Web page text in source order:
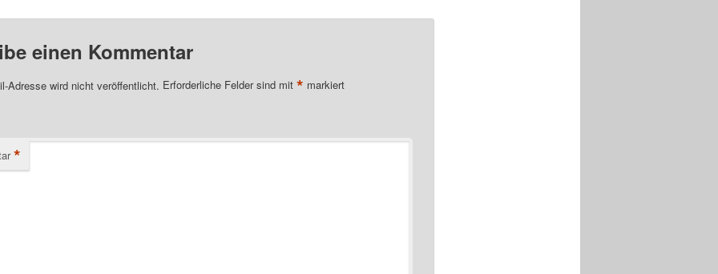
einen Kommentar
Adresse wird nicht veröffentlicht. Erforderliche Felder sind mit * markiert
*